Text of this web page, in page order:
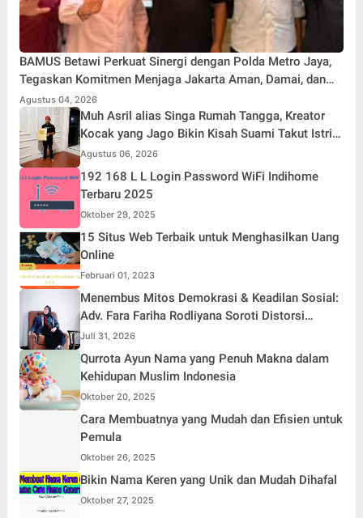
BAMUS Betawi Perkuat Sinergi dengan Polda Metro Jaya,
Tegaskan Komitmen Menjaga Jakarta Aman, Damai, dan
Kondusif Jelang HUT ke-81 Republik Indonesia
Agustus 04, 2026
Muh Asril alias Singa Rumah Tangga, Kreator
Kocak yang Jago Bikin Kisah Suami Takut Istri
Jadi Hiburan
Agustus 06, 2026
192 168 L L Login Password WiFi Indihome
Terbaru 2025
Oktober 29, 2025
15 Situs Web Terbaik untuk Menghasilkan Uang
Online
Februari 01, 2023
Menembus Mitos Demokrasi & Keadilan Sosial:
Adv. Fara Fariha Rodliyana Soroti Distorsi
Simpati Publik dan Aksi Main Hakim Sendiri
Juli 31, 2026
Qurrota Ayun Nama yang Penuh Makna dalam
Kehidupan Muslim Indonesia
Oktober 20, 2025
Cara Membuatnya yang Mudah dan Efisien untuk
Pemula
Oktober 26, 2025
Bikin Nama Keren yang Unik dan Mudah Dihafal
Oktober 27, 2025